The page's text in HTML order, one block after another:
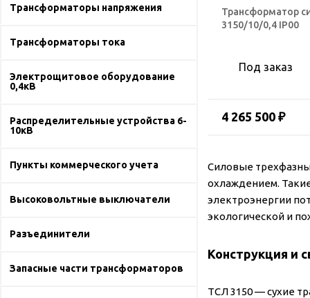
Трансформаторы напряжения
Трансформаторы тока
Электрощитовое оборудование
0,4кВ
Распределительные устройства 6-
10кВ
Пункты коммерческого учета
Высоковольтные выключатели
Разъединители
Запасные части трансформаторов
Трансформатор
3150/10/0,4 IP00
Под заказ
4 265 500 ₽
Силовые
охлаждением.
электроэнергии
экологической и
Конструкция и
ТСЛ 3150 — сухие